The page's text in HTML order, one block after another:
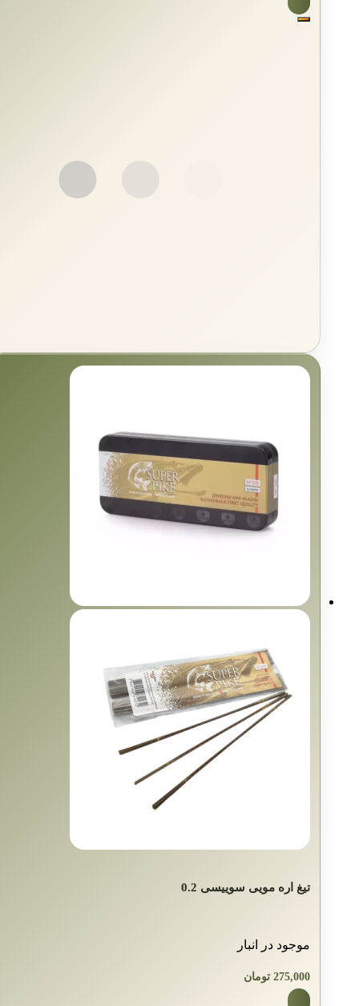
تیغ اره مویی سوییسی 0.2
موجود در انبار
275,000 تومان